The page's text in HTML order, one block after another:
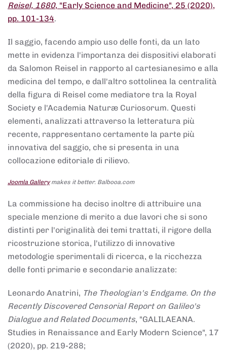
Reisel, 1680, "Early Science and Medicine", 25 (2020),
pp. 101-134.
Il saggio, facendo ampio uso delle fonti, da un lato
mette in evidenza l'importanza dei dispositivi elaborati
da Salomon Reisel in rapporto al cartesianesimo e alla
medicina del tempo, e dall'altro sottolinea la centralità
della figura di Reisel come mediatore tra la Royal
Society e l'Academia Naturæ Curiosorum. Questi
elementi, analizzati attraverso la letteratura più
recente, rappresentano certamente la parte più
innovativa del saggio, che si presenta in una
collocazione editoriale di rilievo.
Joomla Gallerymakes it better. Balbooa.com
La commissione ha deciso inoltre di attribuire una
speciale menzione di merito a due lavori che si sono
distinti per l'originalità dei temi trattati, il rigore della
ricostruzione storica, l'utilizzo di innovative
metodologie sperimentali di ricerca, e la ricchezza
delle fonti primarie e secondarie analizzate:
Leonardo Anatrini, The Theologian's Endgame. On the
Recently Discovered Censorial Report on Galileo's
Dialogue and Related Documents, "GALILAEANA.
Studies in Renaissance and Early Modern Science", 17
(2020), pp. 219-288;